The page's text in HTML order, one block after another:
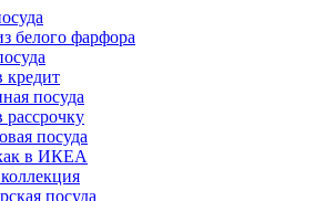
белого фарфора
кредит
посуда
рассрочку
посуда
в ИКЕА
посуда